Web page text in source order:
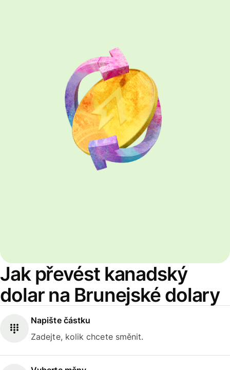
Jak převést kanadský
dolar na Brunejské dolary
Napište částku
Zadejte, kolik chcete směnit.